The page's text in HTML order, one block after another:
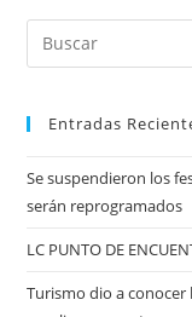
Entradas
Se suspendieron los
serán reprogramados
LC PUNTO DE
Turismo dio a conocer